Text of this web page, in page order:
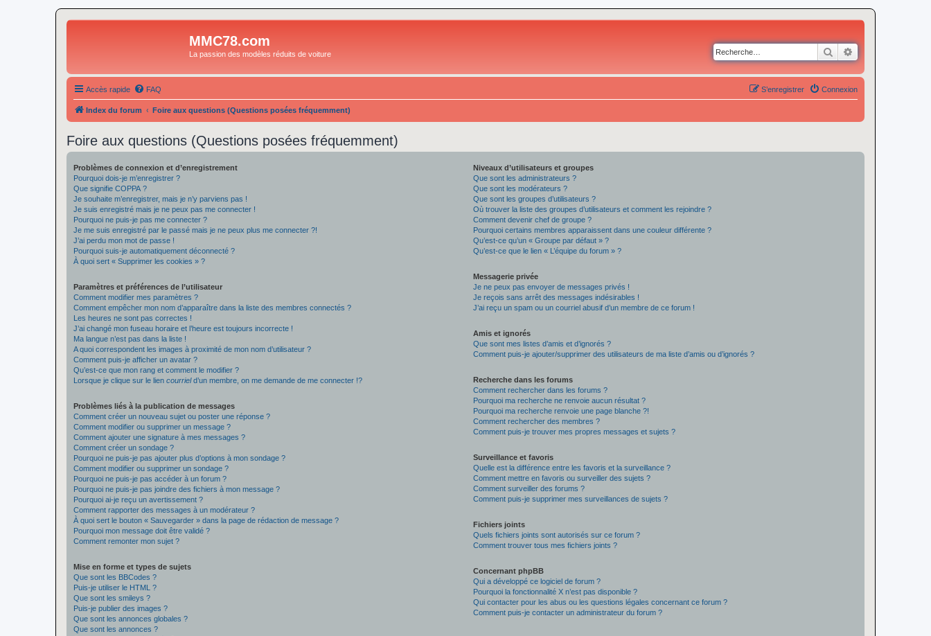
MMC78.com
La passion des modèles réduits de voiture Rechercher
Accès rapide FAQ Connexion
S’enregistrer
Index du forum Foire aux questions (Questions posées fréquemment)
Foire aux questions (Questions posées fréquemment)
Problèmes de connexion et d’enregistrement
Pourquoi dois-je m’enregistrer ?
Que signifie COPPA ?
Je souhaite m’enregistrer, mais je n’y parviens pas !
Je suis enregistré mais je ne peux pas me connecter !
Pourquoi ne puis-je pas me connecter ?
Je me suis enregistré par le passé mais je ne peux plus me connecter ?!
J’ai perdu mon mot de passe !
Pourquoi suis-je automatiquement déconnecté ?
À quoi sert « Supprimer les cookies » ?
Paramètres et préférences de l’utilisateur
Comment modifier mes paramètres ?
Comment empêcher mon nom d’apparaître dans la liste des membres connectés ?
Les heures ne sont pas correctes !
J’ai changé mon fuseau horaire et l’heure est toujours incorrecte !
Ma langue n’est pas dans la liste !
A quoi correspondent les images à proximité de mon nom d’utilisateur ?
Comment puis-je afficher un avatar ?
Qu’est-ce que mon rang et comment le modifier ?
Lorsque je clique sur le lien courrield’un membre, on me demande de me connecter !?
Problèmes liés à la publication de messages
Comment créer un nouveau sujet ou poster une réponse ?
Comment modifier ou supprimer un message ?
Comment ajouter une signature à mes messages ?
Comment créer un sondage ?
Pourquoi ne puis-je pas ajouter plus d’options à mon sondage ?
Comment modifier ou supprimer un sondage ?
Pourquoi ne puis-je pas accéder à un forum ?
Pourquoi ne puis-je pas joindre des fichiers à mon message ?
Pourquoi ai-je reçu un avertissement ?
Comment rapporter des messages à un modérateur ?
À quoi sert le bouton « Sauvegarder » dans la page de rédaction de message ?
Pourquoi mon message doit être validé ?
Comment remonter mon sujet ?
Mise en forme et types de sujets
Que sont les BBCodes ?
Puis-je utiliser le HTML ?
Que sont les smileys ?
Puis-je publier des images ?
Que sont les annonces globales ?
Que sont les annonces ?
Niveaux d’utilisateurs et groupes
Que sont les administrateurs ?
Que sont les modérateurs ?
Que sont les groupes d’utilisateurs ?
Où trouver la liste des groupes d’utilisateurs et comment les rejoindre ?
Comment devenir chef de groupe ?
Pourquoi certains membres apparaissent dans une couleur différente ?
Qu’est-ce qu’un « Groupe par défaut » ?
Qu’est-ce que le lien « L’équipe du forum » ?
Messagerie privée
Je ne peux pas envoyer de messages privés !
Je reçois sans arrêt des messages indésirables !
J’ai reçu un spam ou un courriel abusif d’un membre de ce forum !
Amis et ignorés
Que sont mes listes d’amis et d’ignorés ?
Comment puis-je ajouter/supprimer des utilisateurs de ma liste d’amis ou d’ignorés ?
Recherche dans les forums
Comment rechercher dans les forums ?
Pourquoi ma recherche ne renvoie aucun résultat ?
Pourquoi ma recherche renvoie une page blanche ?!
Comment rechercher des membres ?
Comment puis-je trouver mes propres messages et sujets ?
Surveillance et favoris
Quelle est la différence entre les favoris et la surveillance ?
Comment mettre en favoris ou surveiller des sujets ?
Comment surveiller des forums ?
Comment puis-je supprimer mes surveillances de sujets ?
Fichiers joints
Quels fichiers joints sont autorisés sur ce forum ?
Comment trouver tous mes fichiers joints ?
Concernant phpBB
Qui a développé ce logiciel de forum ?
Pourquoi la fonctionnalité X n’est pas disponible ?
Qui contacter pour les abus ou les questions légales concernant ce forum ?
Comment puis-je contacter un administrateur du forum ?